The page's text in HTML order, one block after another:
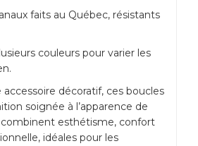
faits au Québec, résistants
couleurs pour varier les
accessoire décoratif, ces boucles
soignée à l’apparence de
esthétisme, confort
idéales pour les